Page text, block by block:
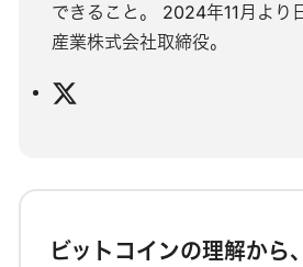
できること。 2024年11月より
産業株式会社取締役。
ビットコインの理解から